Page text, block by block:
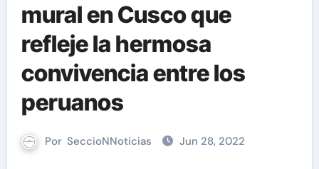
mural en Cusco que
refleje la hermosa
convivencia entre los
peruanos
Por SeccioNNoticias Jun 28, 2022